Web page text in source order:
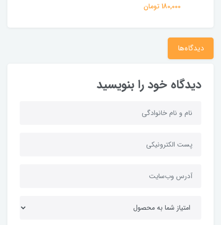
180,000 تومان
دیدگاه‌ها
دیدگاه خود را بنویسید